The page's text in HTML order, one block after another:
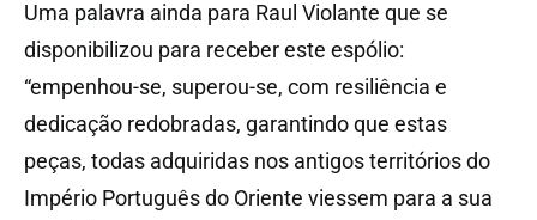
Uma palavra ainda para Raul Violante que se
disponibilizou para receber este espólio:
“empenhou-se, superou-se, com resiliência e
dedicação redobradas, garantindo que estas
peças, todas adquiridas nos antigos territórios do
Império Português do Oriente viessem para a sua